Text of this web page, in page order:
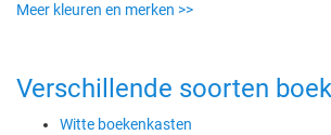
Meer kleuren en merken >>
Verschillende soorten
Witte boekenkasten